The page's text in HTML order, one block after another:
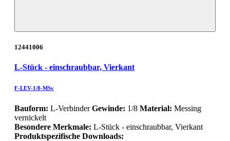
12441006
L-Stück - einschraubbar, Vierkant
F-LEV-1/8-MSv
Bauform: L-VerbinderGewinde: 1/8 Material: Messing
vernickelt
Besondere Merkmale: L-Stück - einschraubbar, Vierkant
Produktspezifische Downloads: